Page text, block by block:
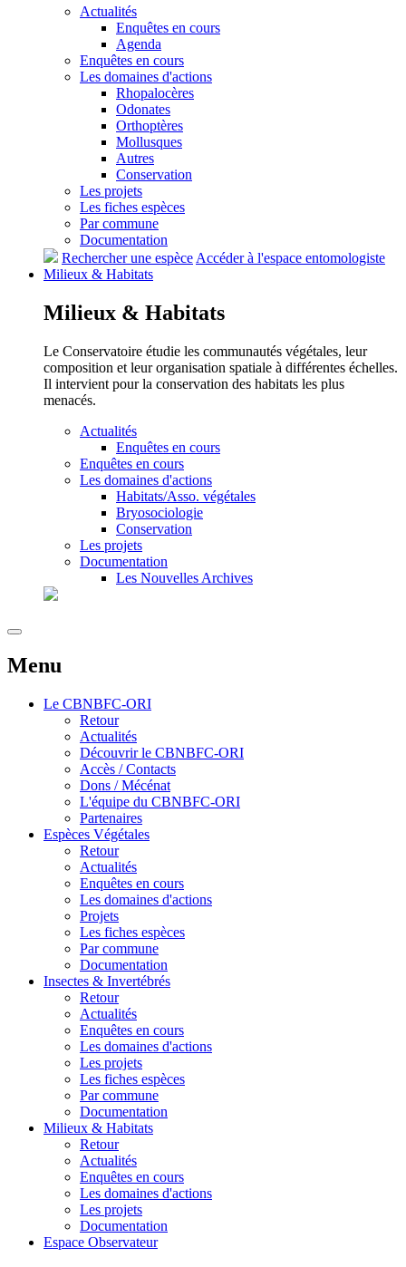
Actualités
Enquêtes en cours
Agenda
Enquêtes en cours
Les domaines d'actions
Rhopalocères
Odonates
Orthoptères
Mollusques
Autres
Conservation
Les projets
Les fiches espèces
Par commune
Documentation
Rechercher une espèce Accéder à l'espace entomologiste
Milieux & Habitats
Milieux & Habitats
Le Conservatoire étudie les communautés végétales, leur
composition et leur organisation spatiale à différentes échelles.
Il intervient pour la conservation des habitats les plus
menacés.
Actualités
Enquêtes en cours
Enquêtes en cours
Les domaines d'actions
Habitats/Asso. végétales
Bryosociologie
Conservation
Les projets
Documentation
Les Nouvelles Archives
Menu
Le CBNBFC-ORI
Retour
Actualités
Découvrir le CBNBFC-ORI
Accès / Contacts
Dons / Mécénat
L'équipe du CBNBFC-ORI
Partenaires
Espèces Végétales
Retour
Actualités
Enquêtes en cours
Les domaines d'actions
Projets
Les fiches espèces
Par commune
Documentation
Insectes & Invertébrés
Retour
Actualités
Enquêtes en cours
Les domaines d'actions
Les projets
Les fiches espèces
Par commune
Documentation
Milieux & Habitats
Retour
Actualités
Enquêtes en cours
Les domaines d'actions
Les projets
Documentation
Espace Observateur